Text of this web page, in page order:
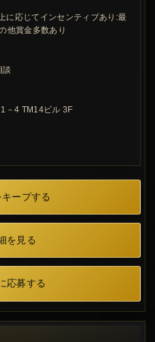
に応じてインセンティブあり:最
他賞金多数あり
談
－4 TM14ビル 3F
ープする
を見る
応募する